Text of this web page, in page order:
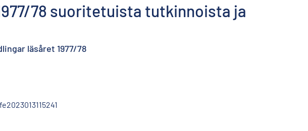
78 suoritetuista tutkinnoista ja
läsåret 1977/78